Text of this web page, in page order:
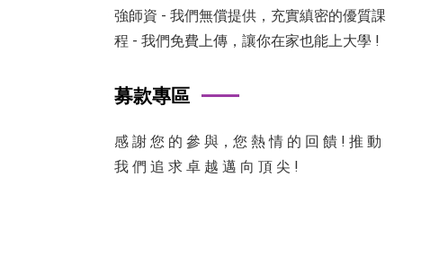
強師資 - 我們無償提供，充實縝密的優質課
程 - 我們免費上傳，讓你在家也能上大學 !
募款專區
感 謝 您 的 參 與，您 熱 情 的 回 饋 ! 推 動
我 們 追 求 卓 越 邁 向 頂 尖 !